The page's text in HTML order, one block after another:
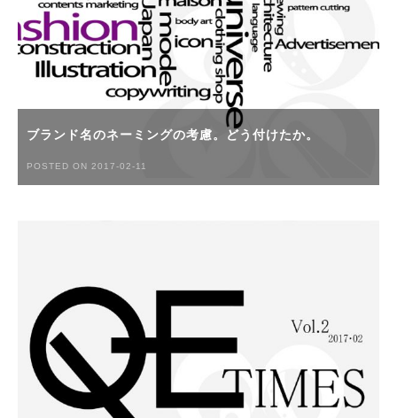
ブランド名のネーミングの考慮。どう付けたか。
POSTED ON 2017-02-11